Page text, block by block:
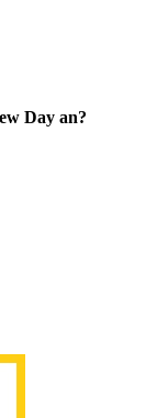
Day an?